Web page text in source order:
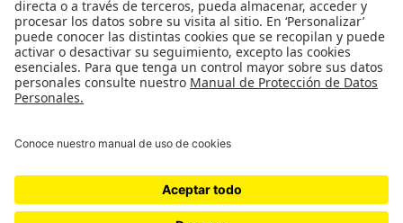
Podcasts
Ediciones especiales
Proyectos 070